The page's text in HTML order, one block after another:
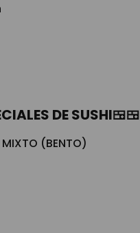
DE SUSHI🍱🍱
(BENTO)